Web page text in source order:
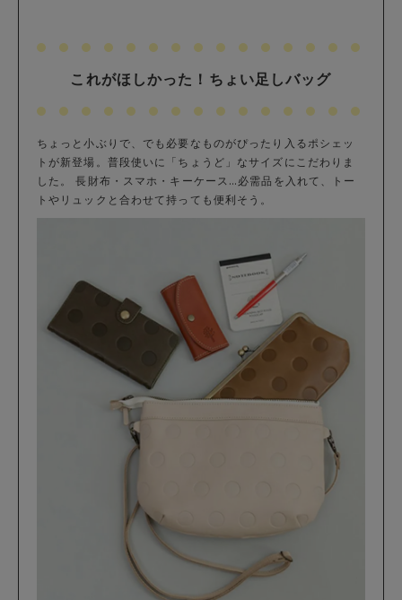
これがほしかった！ちょい足しバッグ
ちょっと小ぶりで、でも必要なものがぴったり入るポシェッ
トが新登場。普段使いに「ちょうど」なサイズにこだわりま
した。 長財布・スマホ・キーケース…必需品を入れて、トー
トやリュックと合わせて持っても便利そう。